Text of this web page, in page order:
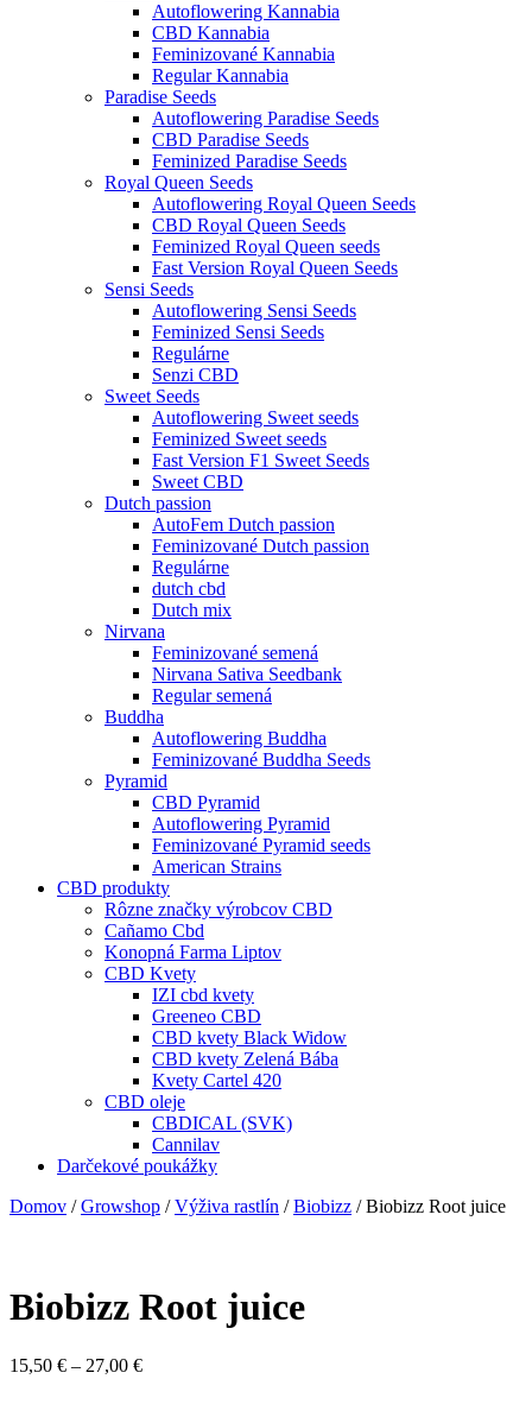
Autoflowering Kannabia
CBD Kannabia
Feminizované Kannabia
Regular Kannabia
Paradise Seeds
Autoflowering Paradise Seeds
CBD Paradise Seeds
Feminized Paradise Seeds
Royal Queen Seeds
Autoflowering Royal Queen Seeds
CBD Royal Queen Seeds
Feminized Royal Queen seeds
Fast Version Royal Queen Seeds
Sensi Seeds
Autoflowering Sensi Seeds
Feminized Sensi Seeds
Regulárne
Senzi CBD
Sweet Seeds
Autoflowering Sweet seeds
Feminized Sweet seeds
Fast Version F1 Sweet Seeds
Sweet CBD
Dutch passion
AutoFem Dutch passion
Feminizované Dutch passion
Regulárne
dutch cbd
Dutch mix
Nirvana
Feminizované semená
Nirvana Sativa Seedbank
Regular semená
Buddha
Autoflowering Buddha
Feminizované Buddha Seeds
Pyramid
CBD Pyramid
Autoflowering Pyramid
Feminizované Pyramid seeds
American Strains
CBD produkty
Rôzne značky výrobcov CBD
Cañamo Cbd
Konopná Farma Liptov
CBD Kvety
IZI cbd kvety
Greeneo CBD
CBD kvety Black Widow
CBD kvety Zelená Bába
Kvety Cartel 420
CBD oleje
CBDICAL (SVK)
Cannilav
Darčekové poukážky
Domov /Growshop /Výživa rastlín /Biobizz / Biobizz Root juice
Biobizz Root juice
15,50 € – 27,00 €Price